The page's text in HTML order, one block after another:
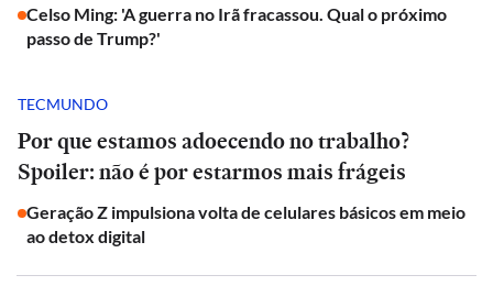
Celso Ming: 'A guerra no Irã fracassou. Qual o próximo
passo de Trump?'
TECMUNDO
Por que estamos adoecendo no trabalho?
Spoiler: não é por estarmos mais frágeis
Geração Z impulsiona volta de celulares básicos em meio
ao detox digital